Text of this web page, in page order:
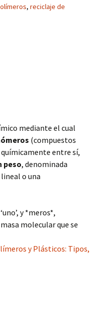
, reciclaje de
mediante el cual
(compuestos
entre sí,
peso, denominada
lineal o una
y *meros*,
molecular que se
y Plásticos: Tipos,